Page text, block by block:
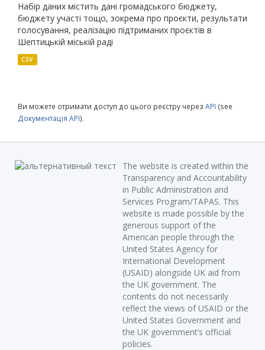
Набір даних містить дані громадського бюджету,
бюджету участі тощо, зокрема про проєкти, результати
голосування, реалізацію підтриманих проєктів в
Шептицькій міській раді
CSV
Ви можете отримати доступ до цього реєстру через API (see
Документація API).
The website is created within the
Transparency and Accountability
in Public Administration and
Services Program/TAPAS. This
website is made possible by the
generous support of the
American people through the
United States Agency for
International Development
(USAID) alongside UK aid from
the UK government. The
contents do not necessarily
reflect the views of USAID or the
United States Government and
the UK government’s official
policies.